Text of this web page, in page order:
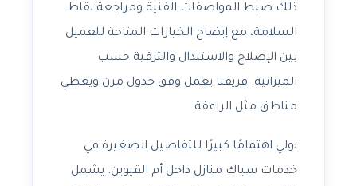
ذلك ضبط المواصفات الفنية ومراجعة نقاط
السلامة، مع إيضاح الخيارات المتاحة للعميل
بين الإصلاح والاستبدال والترقية حسب
الميزانية. فريقنا يعمل وفق جدول مرن ويغطي
مناطق مثل الراعفة.
نولي اهتمامًا كبيرًا للتفاصيل الصغيرة في
خدمات سباك منازل داخل أم القيوين. يشمل